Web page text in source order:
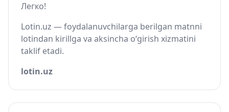
Легко!
Lotin.uz — foydalanuvchilarga berilgan matnni
lotindan kirillga va aksincha o‘girish xizmatini
taklif etadi.
lotin.uz